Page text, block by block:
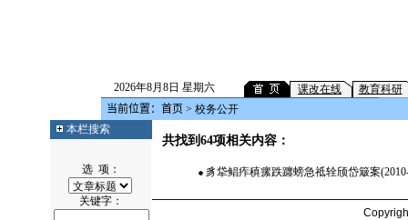
2026年8月8日 星期六 课改在线
教育科研
当前位置： 首页 > 校务公开
本栏搜索
选 项：
关键字：
共找到64项相关内容：
豸牮鲳痄稹瘰跌躔螃急祗辁颀岱簸案